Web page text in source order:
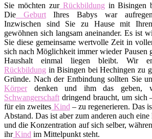
Sie möchten zurRückbildung in Bisingen
Die GeburtIhres Babys war
Inzwischen sind Sie zu Hause mit
gewöhnen sich langsam aneinander. Es ist
Sie diese gemeinsame wertvolle Zeit in
sich nach Möglichkeit immer wieder Pausen
Haushalt einmal liegen bleibt. Wir
Rückbildung in Bisingen bei Hechingen zu
Gründe. Nach der Entbindung sollten Sie
Körperdenken und ihm das geben,
Schwangerschaft dringend braucht, um sich
für ein zweites Kind – zu regenerieren. Das
Abstand. Das ist aber zum anderen auch
und die Konzentration auf sich selber,
ihrKind im Mittelpunkt steht.